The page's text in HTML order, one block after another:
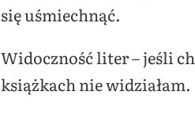
się uśmiechnąć.
Widoczność liter – jeśli
książkach nie widziałam.